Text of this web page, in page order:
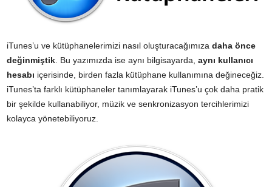
iTunes’u ve kütüphanelerimizi nasıl oluşturacağımıza daha önce
değinmiştik . Bu yazımızda ise aynı bilgisayarda, aynı kullanıcı
hesabı içerisinde, birden fazla kütüphane kullanımına değineceğiz.
iTunes’ta farklı kütüphaneler tanımlayarak iTunes’u çok daha pratik
bir şekilde kullanabiliyor, müzik ve senkronizasyon tercihlerimizi
kolayca yönetebiliyoruz.